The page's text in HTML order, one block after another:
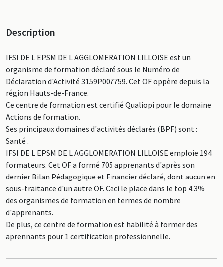
Description
IFSI DE L EPSM DE L AGGLOMERATION LILLOISE est un
organisme de formation déclaré sous le Numéro de
Déclaration d'Activité 3159P007759. Cet OF oppère depuis la
région Hauts-de-France.
Ce centre de formation est certifié Qualiopi pour le domaine
Actions de formation.
Ses principaux domaines d'activités déclarés (BPF) sont :
Santé .
IFSI DE L EPSM DE L AGGLOMERATION LILLOISE emploie 194
formateurs. Cet OF a formé 705 apprenants d'après son
dernier Bilan Pédagogique et Financier déclaré, dont aucun en
sous-traitance d'un autre OF. Ceci le place dans le top 4.3%
des organismes de formation en termes de nombre
d'apprenants.
De plus, ce centre de formation est habilité à former des
aprennants pour 1 certification professionnelle.